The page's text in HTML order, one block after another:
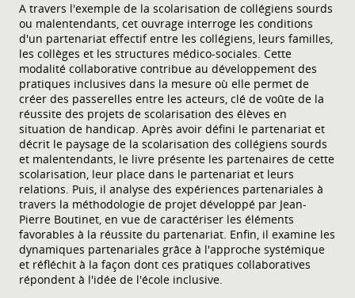
A travers l'exemple de la scolarisation de collégiens sourds
ou malentendants, cet ouvrage interroge les conditions
d'un partenariat effectif entre les collégiens, leurs familles,
les collèges et les structures médico-sociales. Cette
modalité collaborative contribue au développement des
pratiques inclusives dans la mesure où elle permet de
créer des passerelles entre les acteurs, clé de voûte de la
réussite des projets de scolarisation des élèves en
situation de handicap. Après avoir défini le partenariat et
décrit le paysage de la scolarisation des collégiens sourds
et malentendants, le livre présente les partenaires de cette
scolarisation, leur place dans le partenariat et leurs
relations. Puis, il analyse des expériences partenariales à
travers la méthodologie de projet développé par Jean-
Pierre Boutinet, en vue de caractériser les éléments
favorables à la réussite du partenariat. Enfin, il examine les
dynamiques partenariales grâce à l'approche systémique
et réfléchit à la façon dont ces pratiques collaboratives
répondent à l'idée de l'école inclusive.